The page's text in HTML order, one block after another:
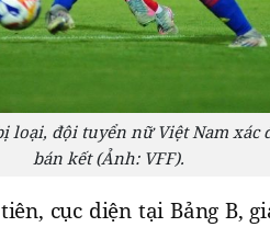
đội tuyển nữ Việt Nam xác
bán kết (Ảnh: VFF).
cục diện tại Bảng B,